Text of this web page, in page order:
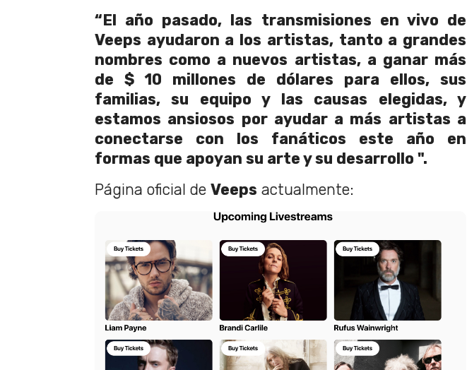
“El año pasado, las transmisiones en vivo de
Veeps ayudaron a los artistas, tanto a grandes
nombres como a nuevos artistas, a ganar más
de $ 10 millones de dólares para ellos, sus
familias, su equipo y las causas elegidas, y
estamos ansiosos por ayudar a más artistas a
conectarse con los fanáticos este año en
formas que apoyan su arte y su desarrollo ".
Página oficial de Veeps actualmente: